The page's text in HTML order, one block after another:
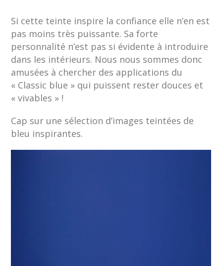
Si cette teinte inspire la confiance elle n’en est
pas moins très puissante. Sa forte
personnalité n’est pas si évidente à introduire
dans les intérieurs. Nous nous sommes donc
amusées à chercher des applications du
« Classic blue » qui puissent rester douces et
« vivables » !
Cap sur une sélection d’images teintées de
bleu inspirantes.